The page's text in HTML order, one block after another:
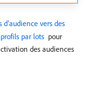
d’audience vers des
par lots
pour
des audiences